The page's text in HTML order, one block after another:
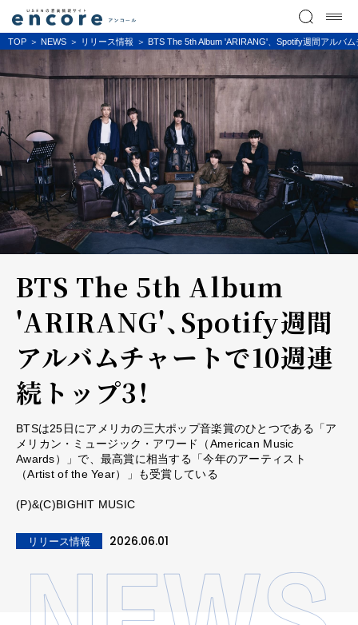
TOP NEWS リリース情報 BTS The 5th Album 'ARIRANG'、Spotify週間アルバ
BTS The 5th Album
'ARIRANG'、Spotify週間
アルバムチャートで10週連
続トップ3！
BTSは25日にアメリカの三大ポップ音楽賞のひとつである「ア
メリカン・ミュージック・アワード（American Music
Awards）」で、最高賞に相当する「今年のアーティスト
（Artist of the Year）」も受賞している
(P)&(C)BIGHIT MUSIC
リリース情報 2026.06.01